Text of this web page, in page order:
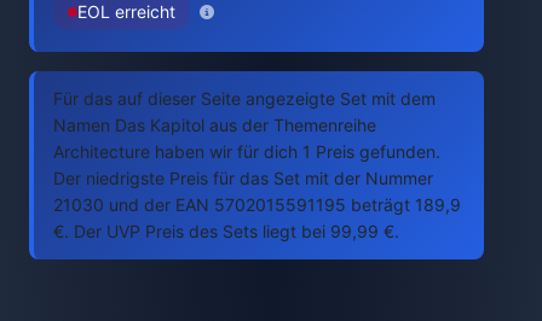
EOL erreicht
Für das auf dieser Seite angezeigte Set mit dem
Namen Das Kapitol aus der Themenreihe
Architecture haben wir für dich 1 Preis gefunden.
Der niedrigste Preis für das Set mit der Nummer
21030 und der EAN 5702015591195 beträgt 189,9
€. Der UVP Preis des Sets liegt bei 99,99 €.